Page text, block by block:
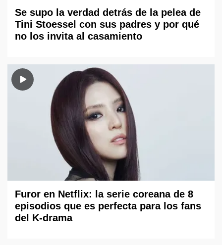
Se supo la verdad detrás de la pelea de
Tini Stoessel con sus padres y por qué
no los invita al casamiento
Furor en Netflix: la serie coreana de 8
episodios que es perfecta para los fans
del K-drama